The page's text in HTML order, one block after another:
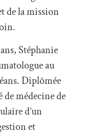
de la mission
Stéphanie
au
Diplômée
de médecine de
d’un
et